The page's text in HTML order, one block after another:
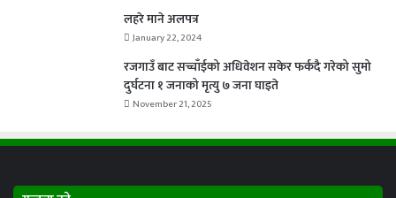
लहरे माने अलपत्र
January 22, 2024
रजगाउँ बाट सच्चाँईको अधिवेशन सकेर फर्कदै गरेको सुमो
दुर्घटना १ जनाको मृत्यु ७ जना घाइते
November 21, 2025